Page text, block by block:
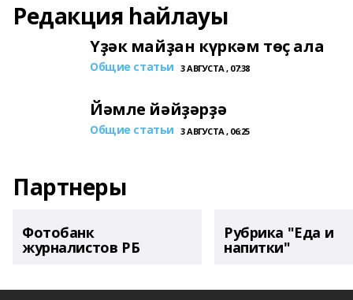
Редакция һайлауы
Үҙәк майҙан күркәм төҫ ала
Общие статьи 3 АВГУСТА , 07:38
Йәмле йәйҙәрҙә
Общие статьи 3 АВГУСТА , 06:25
Партнеры
Фотобанк
журналистов РБ
Рубрика "Еда и
напитки"